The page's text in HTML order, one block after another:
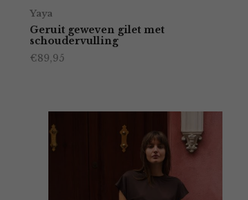
Yaya
Geruit geweven gilet met
schoudervulling
€89,95